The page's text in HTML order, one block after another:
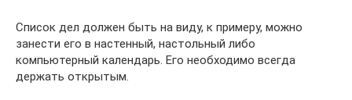
Список дел должен быть на виду, к примеру, можно
занести его в настенный, настольный либо
компьютерный календарь. Его необходимо всегда
держать открытым.